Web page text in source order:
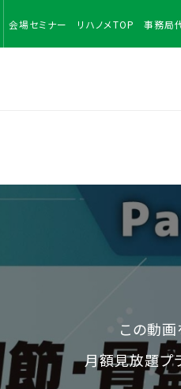
会場セミナー リハノメTOP 事務局
この動画
月額見放題プ